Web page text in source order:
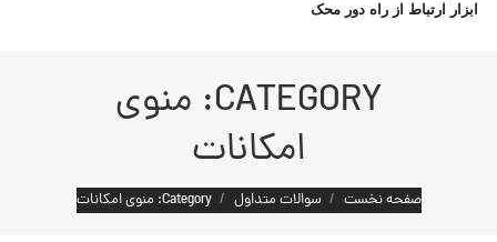
ابزار ارتباط از راه دور محک
CATEGORY: منوی
امکانات
مکان شما:
صفحه نخست سوالات متداول Category: منوی امکانات